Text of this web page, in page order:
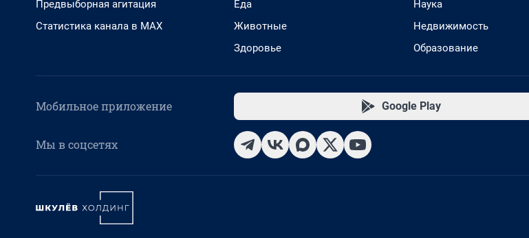
Предвыборная агитация
Статистика канала в MAX
Еда
Животные
Здоровье
Наука
Недвижимость
Образование
Мобильное приложение Google Play
Мы в соцсетях